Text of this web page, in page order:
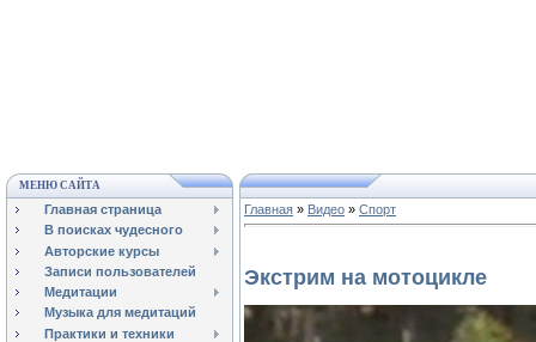
МЕНЮ САЙТА
Главная страница
В поисках чудесного
Авторские курсы
Записи пользователей
Медитации
Музыка для медитаций
Практики и техники
Главная » Видео » Спорт
Экстрим на мотоцикле